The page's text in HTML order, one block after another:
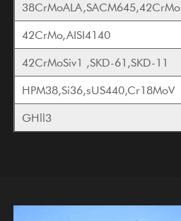
38CrMoALA,SACM645,42CrMo
42CrMo,AISI4140
42CrMoSiv1 ,SKD-61,SKD-11
HPM38,Si36,sUS440,Cr18MoV
GHll3